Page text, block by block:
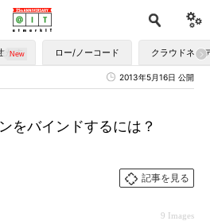
かす ロー/ノーコード クラウドネイ
2013年5月16日 公開
をバインドするには？
記事を見る
9 Images